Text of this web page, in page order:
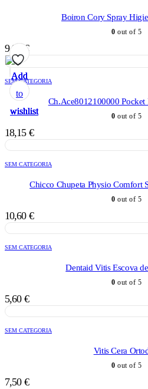
Add
to
wishlist
Boiron Cory Spray
0 out of 5
9,98 €
Add
to
wishlist
SEM CATEGORIA
Ch.Ace8012100000
0 out of 5
18,15 €
Add
to
wishlist
SEM CATEGORIA
Chicco Chupeta Physio Comfort
0 out of 5
10,60 €
Add
to
wishlist
SEM CATEGORIA
Dentaid Vitis Escova
0 out of 5
5,60 €
Add
to
wishlist
SEM CATEGORIA
Vitis Cera
0 out of 5
7,50 €